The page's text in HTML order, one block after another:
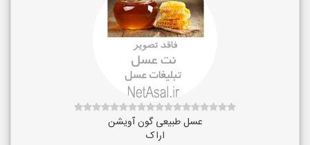
عسل طبیعی گون آویشن
اراک